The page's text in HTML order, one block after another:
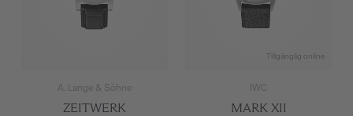
A. Lange & Söhne
ZEITWERK
Tillgänglig online
IWC
MARK XII